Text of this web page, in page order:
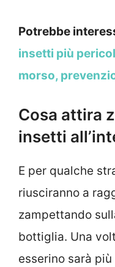
Potrebbe
insetti più
morso,
Cosa attira
insetti
E per qualche
riusciranno a
zampettando
bottiglia. Una
esserino sarà